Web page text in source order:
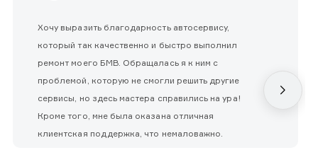
Хочу выразить благодарность автосервису,
который так качественно и быстро выполнил
ремонт моего БМВ. Обращалась я к ним с
проблемой, которую не смогли решить другие
сервисы, но здесь мастера справились на ура!
Кроме того, мне была оказана отличная
клиентская поддержка, что немаловажно.